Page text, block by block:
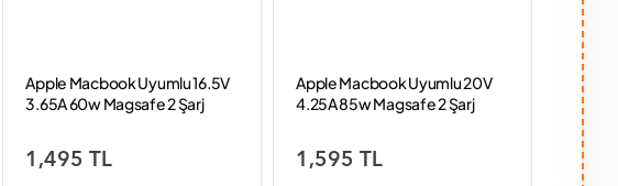
Apple Macbook Uyumlu 16.5V
3.65A 60w Magsafe 2 Şarj
1,495 TL
Apple Macbook Uyumlu 20V
4.25A 85w Magsafe 2 Şarj
1,595 TL
Şarj